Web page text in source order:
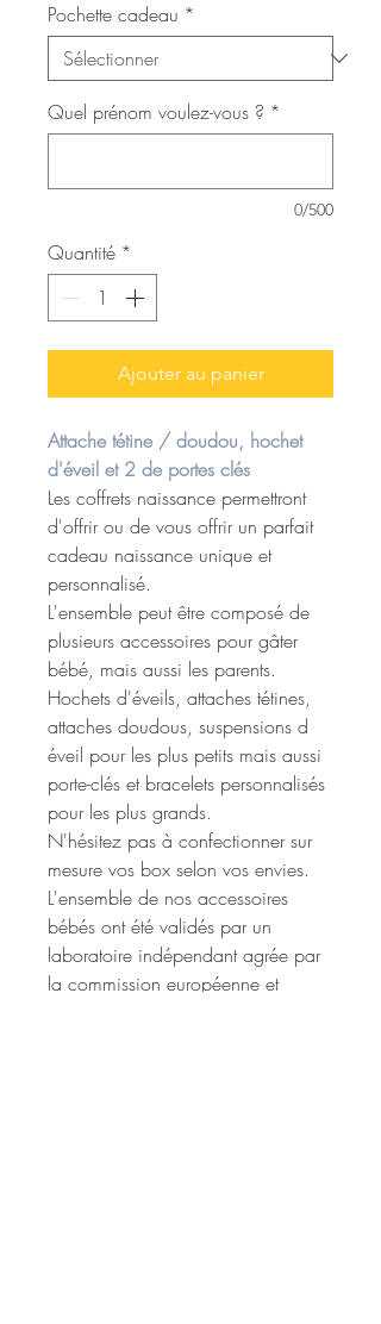
Pochette cadeau *
Quel prénom voulez-vous ? *
0/500
Quantité *
Ajouter au panier
Attache tétine / doudou, hochet
d'éveil et 2 de portes clés
Les coffrets naissance permettront
d'offrir ou de vous offrir un parfait
cadeau naissance unique et
personnalisé.
L'ensemble peut être composé de
plusieurs accessoires pour gâter
bébé, mais aussi les parents.
Hochets d'éveils, attaches tétines,
attaches doudous, suspensions d
éveil pour les plus petits mais aussi
porte-clés et bracelets personnalisés
pour les plus grands.
N'hésitez pas à confectionner sur
mesure vos box selon vos envies.
L'ensemble de nos accessoires
bébés ont été validés par un
laboratoire indépendant agrée par
la commission européenne et